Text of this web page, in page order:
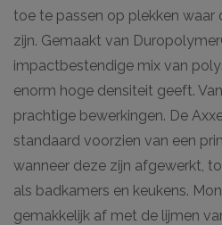
toe te passen op plekken
zijn. Gemaakt van
impactbestendige mix van
enorm hoge densiteit geeft.
prachtige bewerkingen. De
standaard voorzien van een
wanneer deze zijn afgewerkt,
als badkamers en keukens.
gemakkelijk af met de lijmen